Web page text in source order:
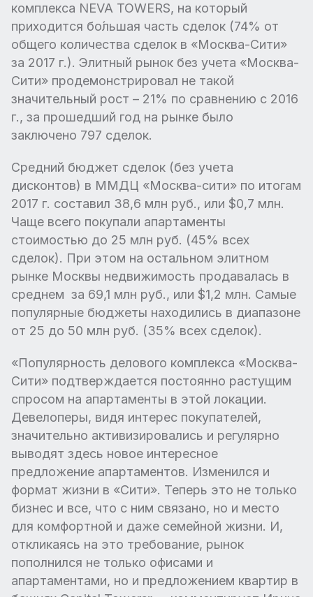
комплекса NEVA TOWERS, на который
приходится бо́льшая часть сделок (74% от
общего количества сделок в «Москва-Сити»
за 2017 г.). Элитный рынок без учета «Москва-
Сити» продемонстрировал не такой
значительный рост – 21% по сравнению с 2016
г., за прошедший год на рынке было
заключено 797 сделок.
Средний бюджет сделок (без учета
дисконтов) в ММДЦ «Москва-сити» по итогам
2017 г. составил 38,6 млн руб., или $0,7 млн.
Чаще всего покупали апартаменты
стоимостью до 25 млн руб. (45% всех
сделок). При этом на остальном элитном
рынке Москвы недвижимость продавалась в
среднем за 69,1 млн руб., или $1,2 млн. Самые
популярные бюджеты находились в диапазоне
от 25 до 50 млн руб. (35% всех сделок).
«Популярность делового комплекса «Москва-
Сити» подтверждается постоянно растущим
спросом на апартаменты в этой локации.
Девелоперы, видя интерес покупателей,
значительно активизировались и регулярно
выводят здесь новое интересное
предложение апартаментов. Изменился и
формат жизни в «Сити». Теперь это не только
бизнес и все, что с ним связано, но и место
для комфортной и даже семейной жизни. И,
откликаясь на это требование, рынок
пополнился не только офисами и
апартаментами, но и предложением квартир в